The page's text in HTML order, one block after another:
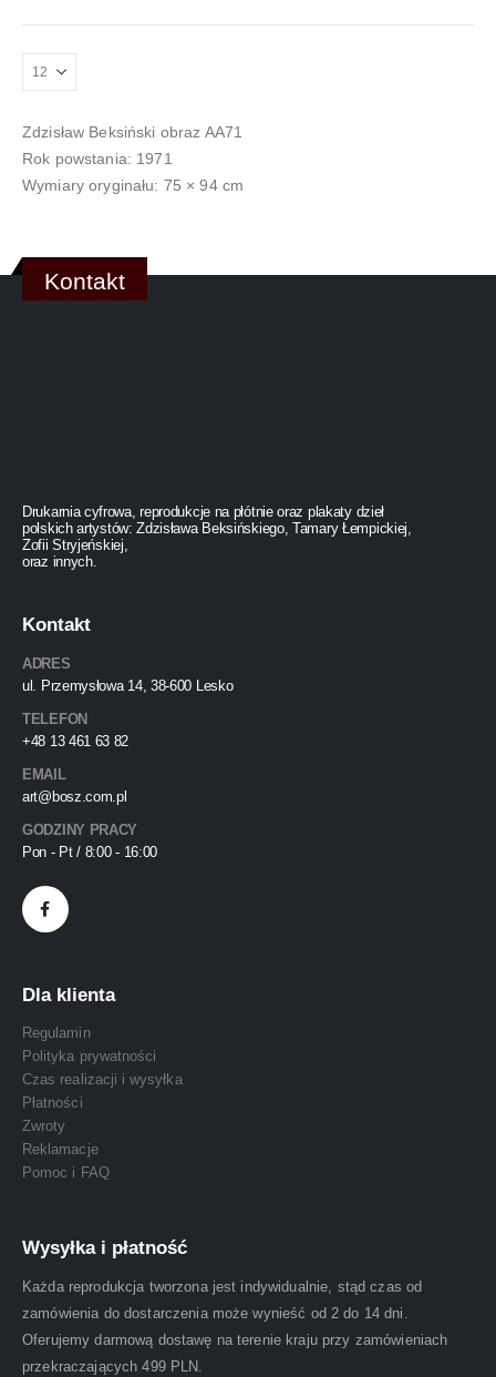
Zdzisław Beksiński obraz AA71
Rok powstania: 1971
Wymiary oryginału: 75 × 94 cm
Kontakt
Drukarnia cyfrowa, reprodukcje na płótnie oraz plakaty dzieł
polskich artystów: Zdzisława Beksińskiego, Tamary Łempickiej,
Zofii Stryjeńskiej,
oraz innych.
Kontakt
ADRES
ul. Przemysłowa 14, 38-600 Lesko
TELEFON
+48 13 461 63 82
EMAIL
art@bosz.com.pl
GODZINY PRACY
Pon - Pt / 8:00 - 16:00
Dla klienta
Regulamin
Polityka prywatności
Czas realizacji i wysyłka
Płatności
Zwroty
Reklamacje
Pomoc i FAQ
Wysyłka i płatność
Każda reprodukcja tworzona jest indywidualnie, stąd czas od
zamówienia do dostarczenia może wynieść od 2 do 14 dni.
Oferujemy darmową dostawę na terenie kraju przy zamówieniach
przekraczających 499 PLN.